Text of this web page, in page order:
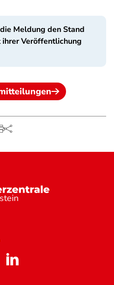
Meldung den Stand
Veröffentlichung